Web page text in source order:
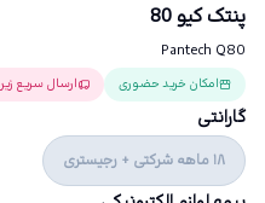
پنتک کیو 80
Pantech Q80
امکان خرید حضوری ارسال سریع زیر 3 ساعت
گارانتی
18 ماهه شرکتی + رجیستری